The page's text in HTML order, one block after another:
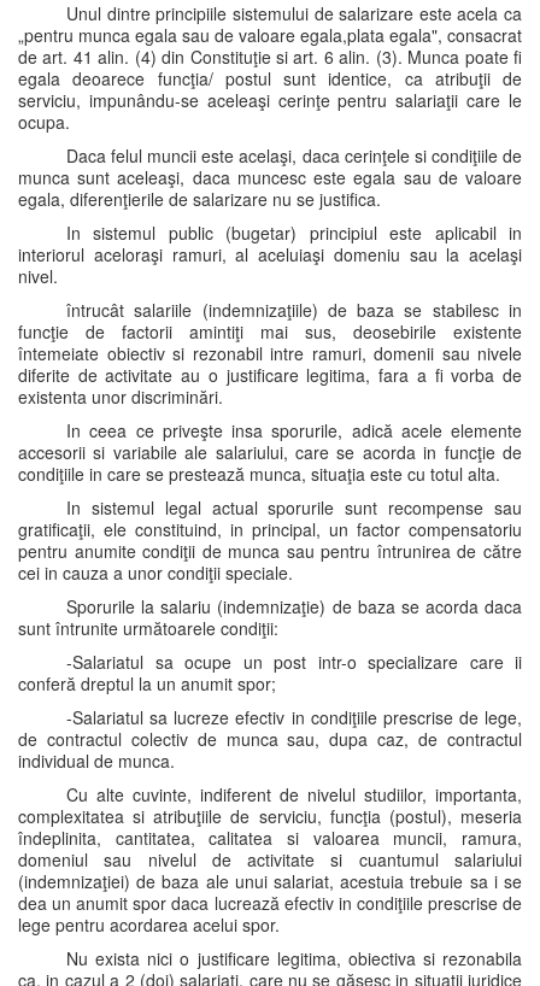
Unul dintre principiile sistemului de salarizare este acela ca
„pentru munca egala sau de valoare egala,plata egala", consacrat
de art. 41 alin. (4) din Constituţie si art. 6 alin. (3). Munca poate fi
egala deoarece funcţia/ postul sunt identice, ca atribuţii de
serviciu, impunându-se aceleaşi cerinţe pentru salariaţii care le
ocupa.
Daca felul muncii este acelaşi, daca cerinţele si condiţiile de
munca sunt aceleaşi, daca muncesc este egala sau de valoare
egala, diferenţierile de salarizare nu se justifica.
In sistemul public (bugetar) principiul este aplicabil in
interiorul aceloraşi ramuri, al aceluiaşi domeniu sau la acelaşi
nivel.
întrucât salariile (indemnizaţiile) de baza se stabilesc in
funcţie de factorii amintiţi mai sus, deosebirile existente
întemeiate obiectiv si rezonabil intre ramuri, domenii sau nivele
diferite de activitate au o justificare legitima, fara a fi vorba de
existenta unor discriminări.
In ceea ce priveşte insa sporurile, adică acele elemente
accesorii si variabile ale salariului, care se acorda in funcţie de
condiţiile in care se prestează munca, situaţia este cu totul alta.
In sistemul legal actual sporurile sunt recompense sau
gratificaţii, ele constituind, in principal, un factor compensatoriu
pentru anumite condiţii de munca sau pentru întrunirea de către
cei in cauza a unor condiţii speciale.
Sporurile la salariu (indemnizaţie) de baza se acorda daca
sunt întrunite următoarele condiţii:
-Salariatul sa ocupe un post intr-o specializare care ii
conferă dreptul la un anumit spor;
-Salariatul sa lucreze efectiv in condiţiile prescrise de lege,
de contractul colectiv de munca sau, dupa caz, de contractul
individual de munca.
Cu alte cuvinte, indiferent de nivelul studiilor, importanta,
complexitatea si atribuţiile de serviciu, funcţia (postul), meseria
îndeplinita, cantitatea, calitatea si valoarea muncii, ramura,
domeniul sau nivelul de activitate si cuantumul salariului
(indemnizaţiei) de baza ale unui salariat, acestuia trebuie sa i se
dea un anumit spor daca lucrează efectiv in condiţiile prescrise de
lege pentru acordarea acelui spor.
Nu exista nici o justificare legitima, obiectiva si rezonabila
ca. in cazul a 2 (doi) salariaţi, care nu se găsesc in situaţii juridice